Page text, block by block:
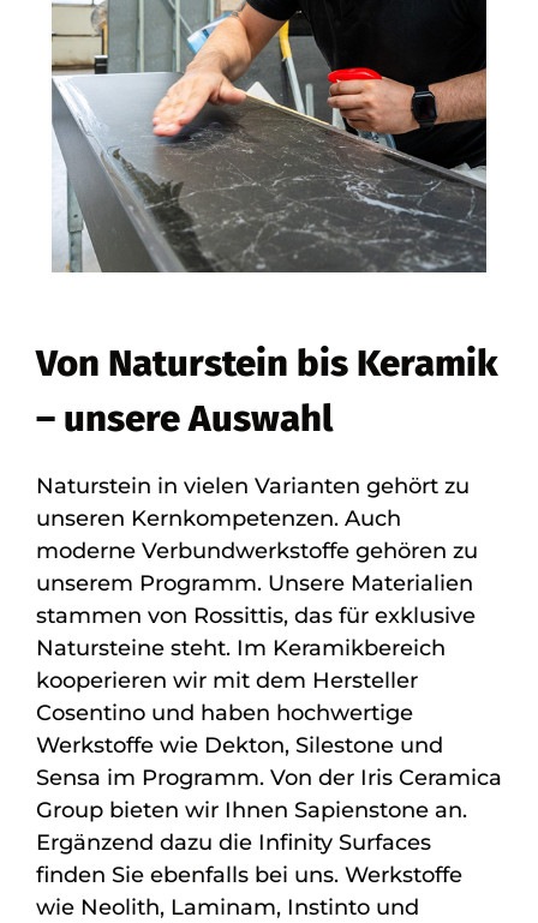
Von Naturstein bis Keramik
– unsere Auswahl
Naturstein in vielen Varianten gehört zu
unseren Kernkompetenzen. Auch
moderne Verbundwerkstoffe gehören zu
unserem Programm. Unsere Materialien
stammen von Rossittis, das für exklusive
Natursteine steht. Im Keramikbereich
kooperieren wir mit dem Hersteller
Cosentino und haben hochwertige
Werkstoffe wie Dekton, Silestone und
Sensa im Programm. Von der Iris Ceramica
Group bieten wir Ihnen Sapienstone an.
Ergänzend dazu die Infinity Surfaces
finden Sie ebenfalls bei uns. Werkstoffe
wie Neolith, Laminam, Instinto und